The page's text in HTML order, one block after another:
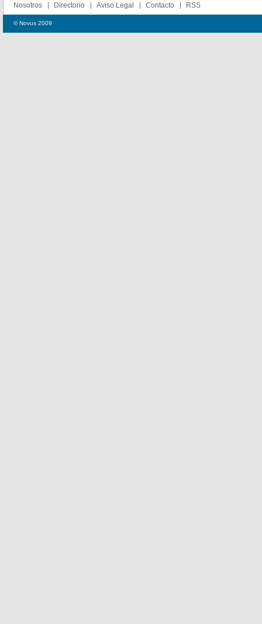
Nosotros Directorio Aviso Legal Contacto RSS
© Novus 2009